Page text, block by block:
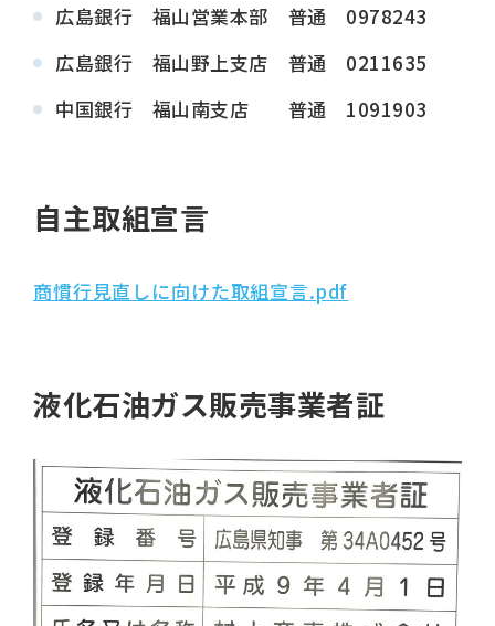
広島銀行 福山営業本部 普通 0978243
広島銀行 福山野上支店 普通 0211635
中国銀行 福山南支店 普通 1091903
自主取組宣言
商慣行見直しに向けた取組宣言.pdf
液化石油ガス販売事業者証